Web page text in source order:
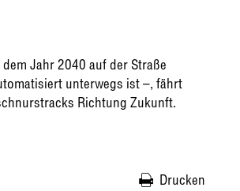
Jahr 2040 auf der Straße
unterwegs ist –, fährt
Richtung Zukunft.
Drucken